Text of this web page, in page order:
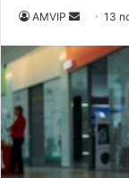
AMVIP
Envoyer
courriel
13